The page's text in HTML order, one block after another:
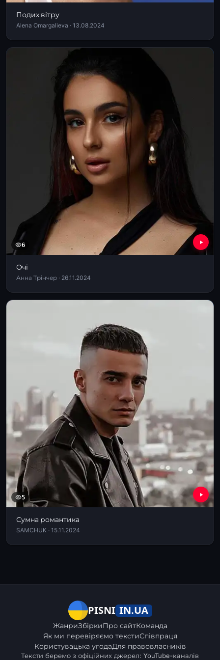
Подих вітру
Alena Omargalieva · 13.08.2024
6
Очі
Анна Трінчер · 26.11.2024
5
Сумна романтика
SAMCHUK · 15.11.2024
PISNI IN.UA
ЖанриЗбіркиПро сайтКоманда
Як ми перевіряємо текстиСпівпраця
Користувацька угодаДля правовласників
Тексти беремо з офіційних джерел: YouTube-каналів